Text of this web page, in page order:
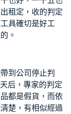
租定，收的判定
具確切是好工
。
到公司停止判
后，專家的判定
都是假貨，而依
楚，有相似經過